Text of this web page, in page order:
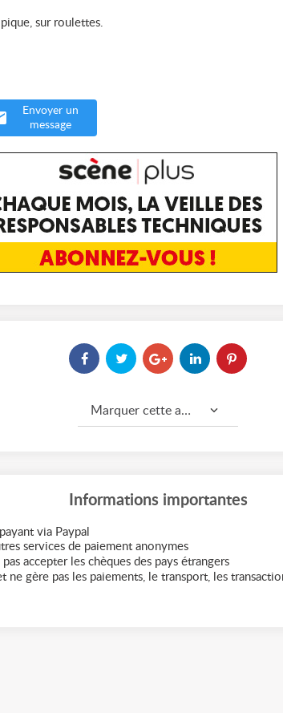
sur roulettes.
Envoyer un
message
Marquer cette annonce comme...
Informations importantes
via Paypal
services de paiement anonymes
accepter les chèques des pays étrangers
ne gère pas les paiements, le transport, les